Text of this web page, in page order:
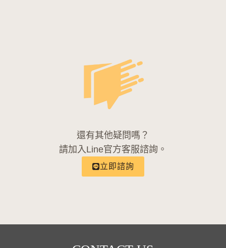
還有其他疑問嗎？
請加入Line官方客服諮詢。
立即諮詢